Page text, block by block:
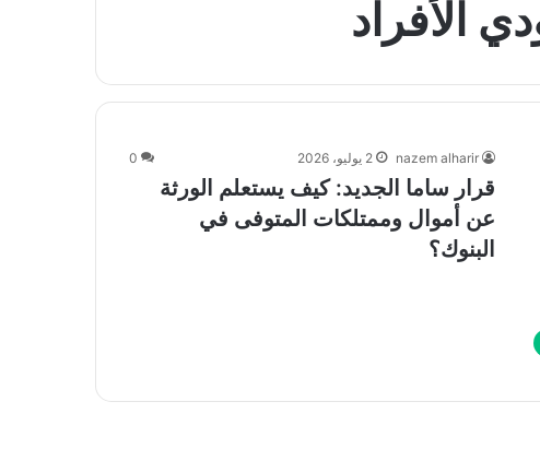
الأفراد
nazem alharir 2 يوليو، 2026 0
قرار ساما الجديد: كيف يستعلم الورثة
عن أموال وممتلكات المتوفى في
البنوك؟